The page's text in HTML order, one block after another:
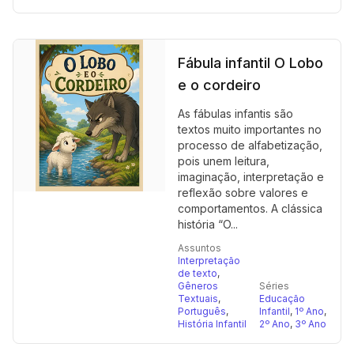
Fábula infantil O Lobo
e o cordeiro
As fábulas infantis são
textos muito importantes no
processo de alfabetização,
pois unem leitura,
imaginação, interpretação e
reflexão sobre valores e
comportamentos. A clássica
história “O...
Assuntos
Interpretação
de texto,
Gêneros
Textuais,
Português,
História Infantil
Séries
Educação
Infantil, 1º Ano,
2º Ano, 3º Ano